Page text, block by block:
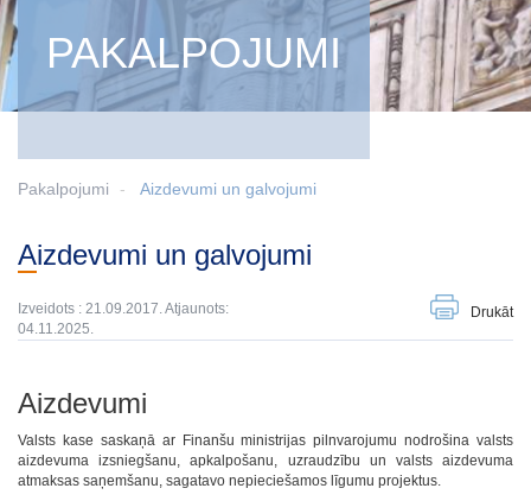
PAKALPOJUMI
Pakalpojumi Aizdevumi un galvojumi
Aizdevumi un galvojumi
Izveidots : 21.09.2017. Atjaunots:
04.11.2025.
Drukāt
Aizdevumi
Valsts kase saskaņā ar Finanšu ministrijas pilnvarojumu nodrošina valsts
aizdevuma izsniegšanu, apkalpošanu, uzraudzību un valsts aizdevuma
atmaksas saņemšanu, sagatavo nepieciešamos līgumu projektus.